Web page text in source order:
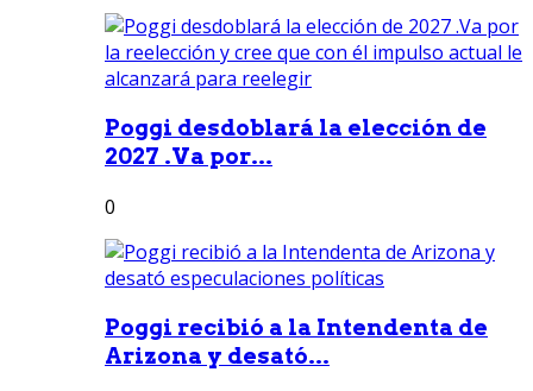
Poggi desdoblará la elección de
2027 .Va por...
0
Poggi recibió a la Intendenta de
Arizona y desató...